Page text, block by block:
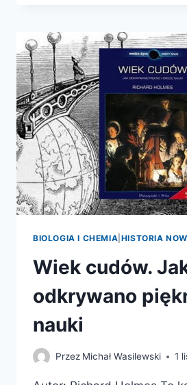
DARWIN
NA
BEAGLE’A
BIOLOGIA I CHEMIA HISTORIA
Wiek cudów.
odkrywano
nauki
Przez Michał Wasilewski 1